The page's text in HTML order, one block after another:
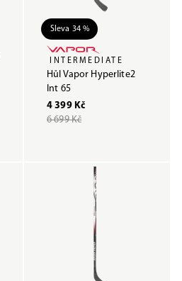
Sleva 34 %
INTERMEDIATE
Hůl Vapor Hyperlite2
Int 65
4 399 Kč
6 699 Kč